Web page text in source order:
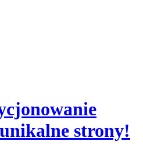
strony!